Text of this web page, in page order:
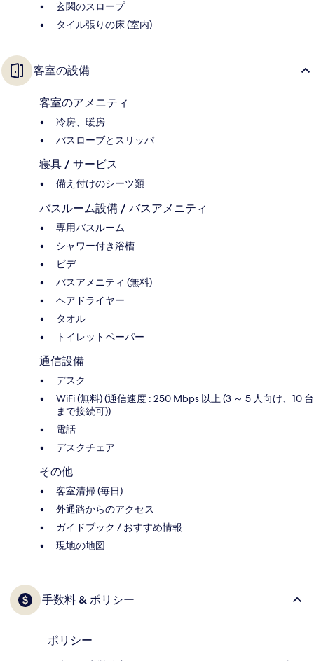
玄関のスロープ
タイル張りの床 (室内)
客室の設備
客室のアメニティ
冷房、暖房
バスローブとスリッパ
寝具 / サービス
備え付けのシーツ類
バスルーム設備 / バスアメニティ
専用バスルーム
シャワー付き浴槽
ビデ
バスアメニティ (無料)
ヘアドライヤー
タオル
トイレットペーパー
通信設備
デスク
WiFi (無料) (通信速度 : 250 Mbps 以上 (3 ～ 5 人向け、10 台
まで接続可))
電話
デスクチェア
その他
客室清掃 (毎日)
外通路からのアクセス
ガイドブック / おすすめ情報
現地の地図
手数料 & ポリシー
ポリシー